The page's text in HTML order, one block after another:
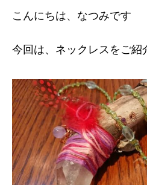
こんにちは、なつみです
今回は、ネックレスをご紹